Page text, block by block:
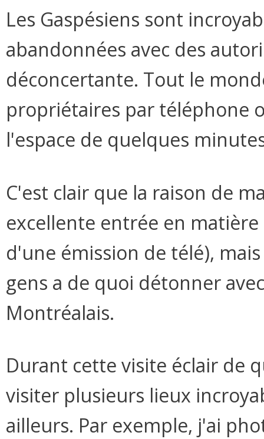
Les Gaspésiens sont
abandonnées avec des
déconcertante. Tout le
propriétaires par téléphone
l'espace de quelques
C'est clair que la raison de
excellente entrée en
d'une émission de télé),
gens a de quoi détonner
Montréalais.
Durant cette visite éclair de
visiter plusieurs lieux
ailleurs. Par exemple, j'ai